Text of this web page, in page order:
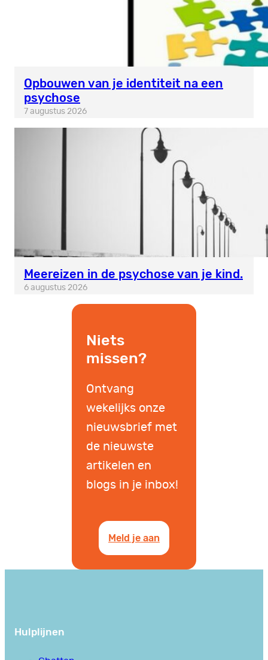
Opbouwen van je identiteit na een
psychose
7 augustus 2026
Meereizen in de psychose van je kind.
6 augustus 2026
Niets
missen?
Ontvang
wekelijks onze
nieuwsbrief met
de nieuwste
artikelen en
blogs in je inbox!
Meld je aan
Hulplijnen